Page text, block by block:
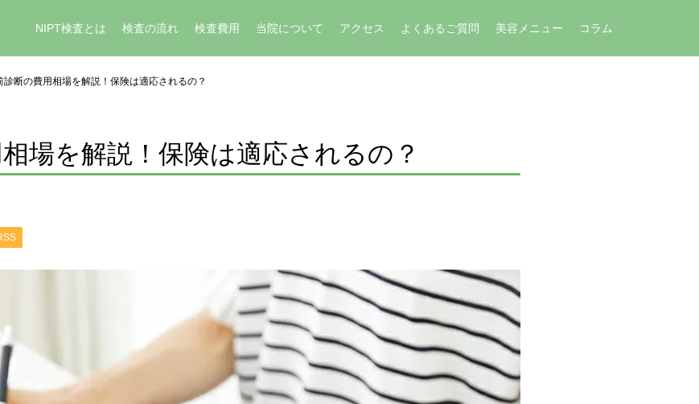
NIPT検査とは 検査の流れ 検査費用 当院について アクセス よくあるご質問 美容メニュー コラム
診断の費用相場を解説！保険は適応されるの？
場を解説！保険は適応されるの？